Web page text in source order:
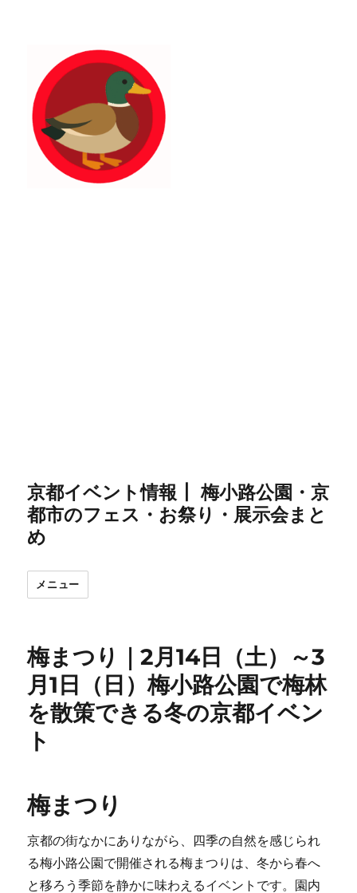
京都イベント情報┃ 梅小路公園・京
都市のフェス・お祭り・展示会まと
め
メニュー
梅まつり｜2月14日（土）～3
月1日（日）梅小路公園で梅林
を散策できる冬の京都イベン
ト
梅まつり
京都の街なかにありながら、四季の自然を感じられ
る梅小路公園で開催される梅まつりは、冬から春へ
と移ろう季節を静かに味わえるイベントです。園内